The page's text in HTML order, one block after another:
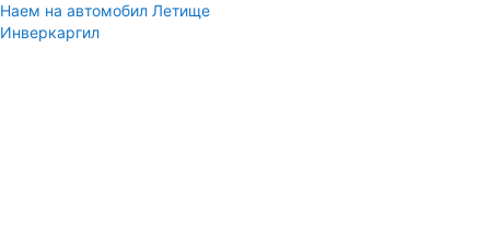
Наем на автомобил Летище
Инверкаргил